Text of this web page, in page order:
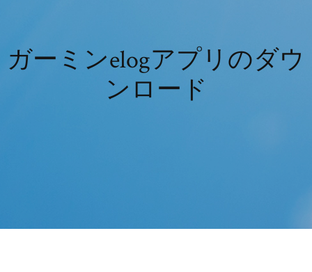
ガーミンelogアプリのダウ
ンロード